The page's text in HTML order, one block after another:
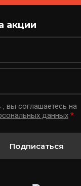
акции
вы соглашаетесь на
данных *
Подписаться